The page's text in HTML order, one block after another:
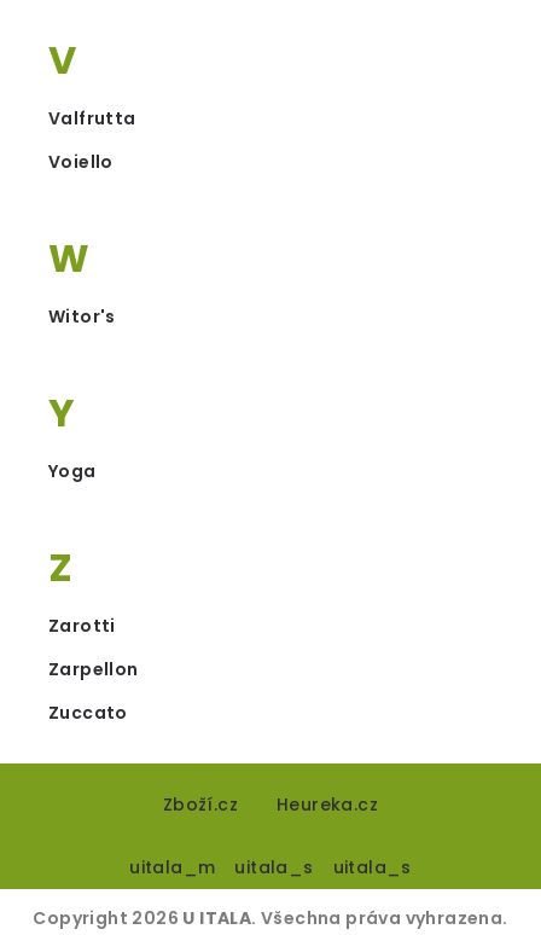
V
Valfrutta
Voiello
W
Witor's
Y
Yoga
Z
Zarotti
Zarpellon
Zuccato
a
Zboží.cz Heureka.cz
uitala_m uitala_s uitala_s
Copyright 2026 U ITALA. Všechna práva vyhrazena.